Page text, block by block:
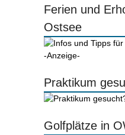
Ferien und
Ostsee
-Anzeige-
Praktikum
Golfplätze in